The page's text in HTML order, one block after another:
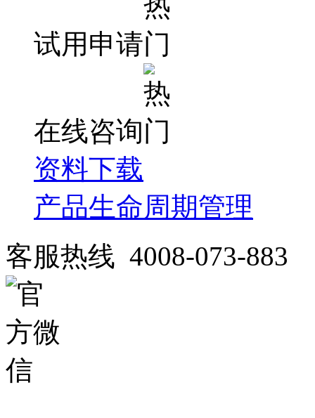
试用申请
在线咨询
资料下载
产品生命周期管理
客服热线 4008-073-883